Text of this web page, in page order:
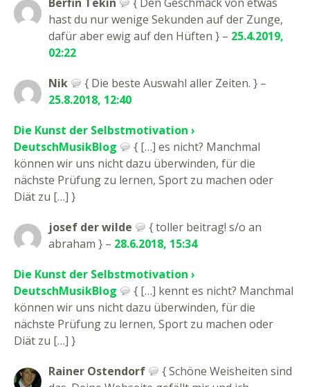
hast du nur wenige Sekunden auf der Zunge,
dafür aber ewig auf den Hüften } – 25.4.2019,
02:22
Nik
{ Die beste Auswahl aller Zeiten. } –
25.8.2018, 12:40
Die Kunst der Selbstmotivation ›
DeutschMusikBlog
{ […] es nicht? Manchmal
können wir uns nicht dazu überwinden, für die
nächste Prüfung zu lernen, Sport zu machen oder
Diät zu […] }
josef der wilde
{ toller beitrag! s/o an
abraham } – 28.6.2018, 15:34
Die Kunst der Selbstmotivation ›
DeutschMusikBlog
{ […] kennt es nicht? Manchmal
können wir uns nicht dazu überwinden, für die
nächste Prüfung zu lernen, Sport zu machen oder
Diät zu […] }
Rainer Ostendorf
{ Schöne Weisheiten sind